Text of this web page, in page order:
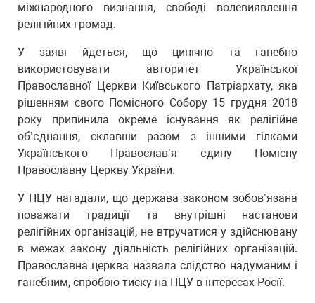
міжнародного визнання, свободі волевиявлення
релігійних громад.
У заяві йдеться, що цинічно та ганебно
використовувати авторитет Української
Православної Церкви Київського Патріархату, яка
рішенням свого Помісного Собору 15 грудня 2018
року припинила окреме існування як релігійне
об’єднання, склавши разом з іншими гілками
Українського Православ’я єдину Помісну
Православну Церкву України.
У ПЦУ нагадали, що держава законом зобов’язана
поважати традиції та внутрішні настанови
релігійних організацій, не втручатися у здійснювану
в межах закону діяльність релігійних організацій.
Православна церква назвала слідство надуманим і
ганебним, спробою тиску на ПЦУ в інтересах Росії.